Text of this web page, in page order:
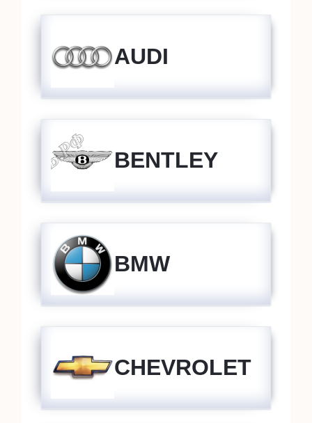
AUDI
BENTLEY
BMW
CHEVROLET